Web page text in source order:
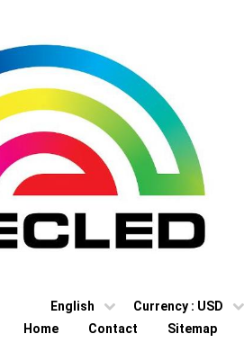
Currency : USD
English
Home
Contact Sitemap